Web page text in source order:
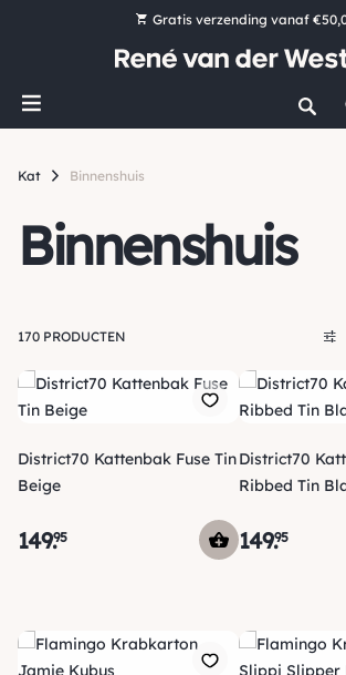
Gratis verzending vanaf
Bestel nu, betaal later met
Ruim 16.000 artikelen op
Kat Binnenshuis
Binnenshuis
170 PRODUCTEN
District70 Kattenbak Fuse Tin
Beige
149.95
District70
Ribbed Tin
149.95